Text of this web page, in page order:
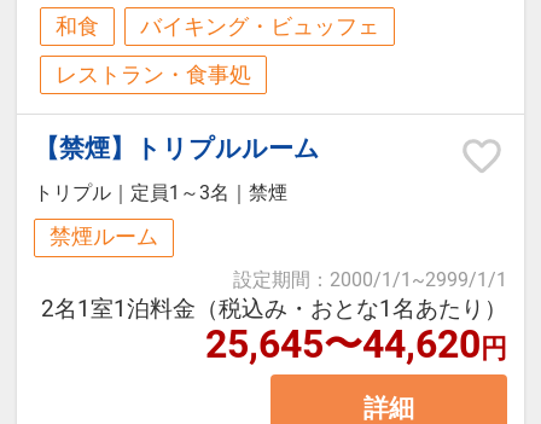
様までご宿泊いただけるのでグルー
プ旅行や、お祝いなどの記念日旅行
にもご利用いただけます。
お風呂は大浴場と同じ温泉なので24
時間、お好きな時間にご堪能下さ
い。
【温泉大浴場】
※大浴場に露天風呂はございませ
通系ICのご利用となります。
【お食事】
四季に拘った料理の数々は、一品一
品を組み合わせることで新しい味覚
と愉しさを演出する、 料理長が趣向
を凝らしたブッフェ（約15品）と組
み合わせた和食料理です。
※コンドミニアム棟にはフロントは
ございません。お食事等の際にはホ
和食
バイキング・ビュッフェ
レストラン・食事処
【禁煙】トリプルルーム
トリプル｜ 定員1～3名 ｜ 禁煙
禁煙ルーム
設定期間 ： 2000/1/1 ~2999/1/1
2名1室1泊料金（税込み・おとな1名あたり）
25,645〜44,620円
詳細